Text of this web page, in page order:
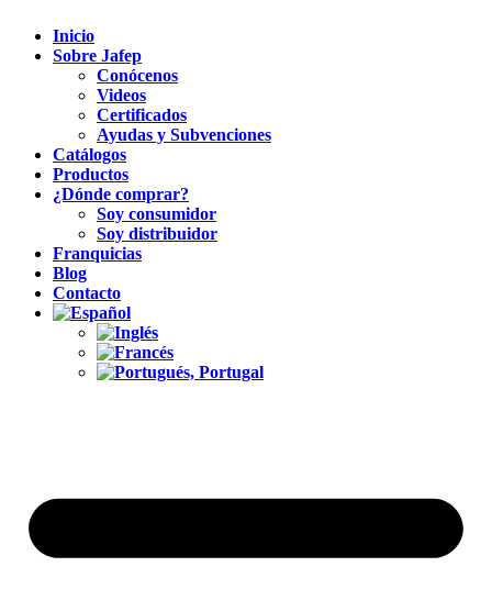
Inicio
Sobre Jafep
Conócenos
Videos
Certificados
Ayudas y Subvenciones
Catálogos
Productos
¿Dónde comprar?
Soy consumidor
Soy distribuidor
Franquicias
Blog
Contacto